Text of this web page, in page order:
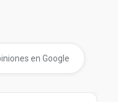
en Google